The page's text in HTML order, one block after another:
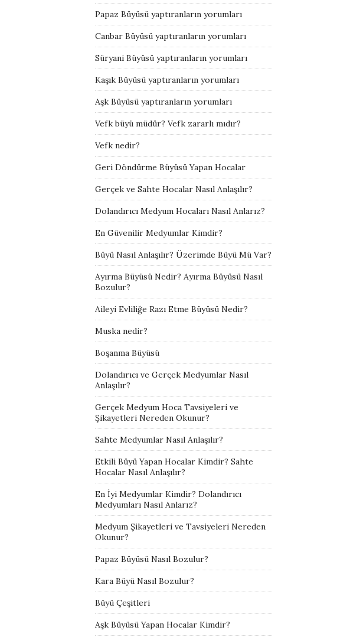
Papaz Büyüsü yaptıranların yorumları
Canbar Büyüsü yaptıranların yorumları
Süryani Büyüsü yaptıranların yorumları
Kaşık Büyüsü yaptıranların yorumları
Aşk Büyüsü yaptıranların yorumları
Vefk büyü müdür? Vefk zararlı mıdır?
Vefk nedir?
Geri Döndürme Büyüsü Yapan Hocalar
Gerçek ve Sahte Hocalar Nasıl Anlaşılır?
Dolandırıcı Medyum Hocaları Nasıl Anlarız?
En Güvenilir Medyumlar Kimdir?
Büyü Nasıl Anlaşılır? Üzerimde Büyü Mü Var?
Ayırma Büyüsü Nedir? Ayırma Büyüsü Nasıl
Bozulur?
Aileyi Evliliğe Razı Etme Büyüsü Nedir?
Muska nedir?
Boşanma Büyüsü
Dolandırıcı ve Gerçek Medyumlar Nasıl
Anlaşılır?
Gerçek Medyum Hoca Tavsiyeleri ve
Şikayetleri Nereden Okunur?
Sahte Medyumlar Nasıl Anlaşılır?
Etkili Büyü Yapan Hocalar Kimdir? Sahte
Hocalar Nasıl Anlaşılır?
En İyi Medyumlar Kimdir? Dolandırıcı
Medyumları Nasıl Anlarız?
Medyum Şikayetleri ve Tavsiyeleri Nereden
Okunur?
Papaz Büyüsü Nasıl Bozulur?
Kara Büyü Nasıl Bozulur?
Büyü Çeşitleri
Aşk Büyüsü Yapan Hocalar Kimdir?